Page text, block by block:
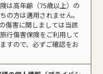
は高年齢（75歳以上）の
の方は適用されません。
傷害に関しましては当該
行傷害保険をご利用して
すので、必ずご確認をお